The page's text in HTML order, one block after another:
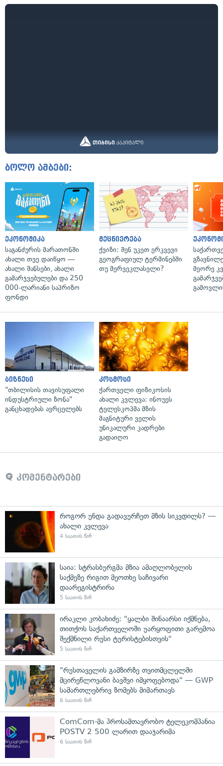
ბოლო ამბები:
ეკონომიკა
საგანძურის მარათონში
ახალი თვე დაიწყო —
ახალი შანსები, ახალი
გამარჯვებულები და 250
000-ლარიანი საპრიზო
ფონდი
მეცნიერება
ქვიზი: შენ უკეთ ერკვევი
გეოგრაფიულ ტერმინებში
თუ მერვეკლასელი?
მეორე
ბიზნესი
"თბილისის თავისუფალი
ინდუსტრიული ზონა"
განცხადებას ავრცელებს
კოსმოსი
ქართველი ფიზიკოსის
ახალი კვლევა: ინოუეს
ტელესკოპმა მზის
მაგნიტური ველის
უნიკალური კადრები
გადაიღო
კომენტარები
როგორ უნდა გადავურჩეთ მზის სიკვდილს? —
ახალი კვლევა
4 საათის წინ
საია: სტრასბურგმა მზია ამაღლობელის
საქმეზე რიგით მეოთხე საჩივარი
დაარეგისტრირა
5 საათის წინ
ირაკლი კობახიძე: "ყალბი შინაარსი იქმნება,
თითქოს საქართველოში უარყოფითი გარემოა
შექმნილი რუსი ტურისტებისთვის"
5 საათის წინ
"რუსთაველის გამზირზე თვითმცლელში
მცირეწლოვანი ბავშვი იმყოფებოდა" — GWP
სამართლებრივ ზომებს მიმართავს
6 საათის წინ
ComCom-მა პროსამთავრობო ტელეკომპანია
POSTV 2 500 ლარით დააჯარიმა
6 საათის წინ